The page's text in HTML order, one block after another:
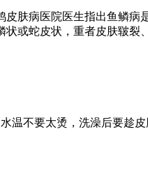
皮肤病医院医生指出鱼鳞病
或蛇皮状，重者皮肤皲
温不要太烫，洗澡后要趁